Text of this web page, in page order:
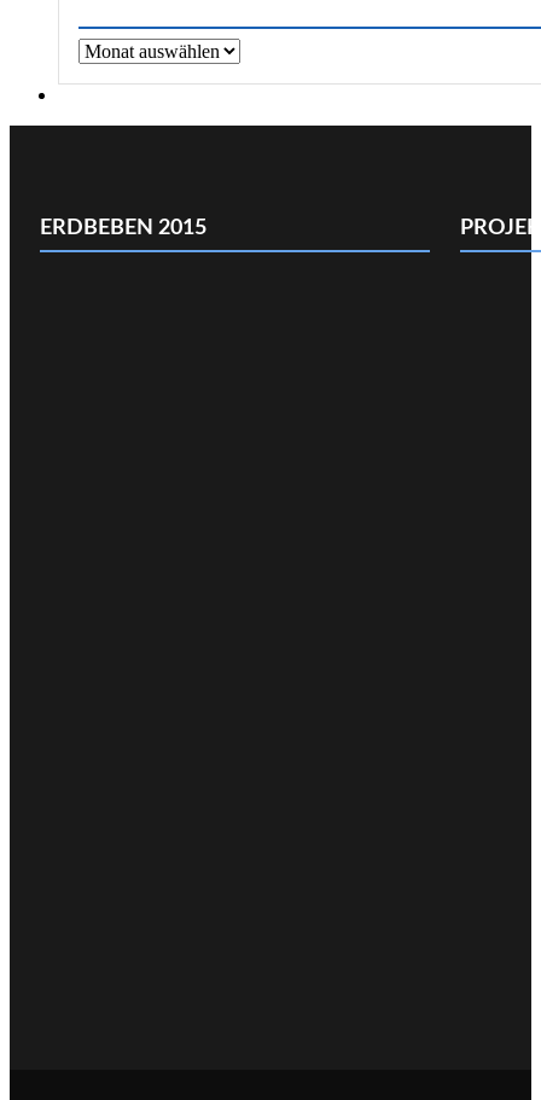
Archiv
ERDBEBEN 2015